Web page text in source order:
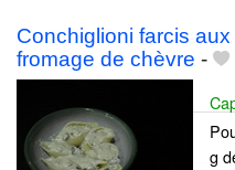
Conchiglioni farcis
fromage de chèvre -
g